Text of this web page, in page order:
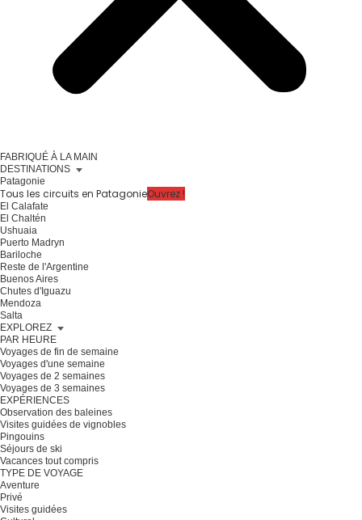
FABRIQUÉ À LA MAIN
DESTINATIONS
Patagonie
Tous les circuits en PatagonieOuvrez !
El Calafate
El Chaltén
Ushuaia
Puerto Madryn
Bariloche
Reste de l'Argentine
Buenos Aires
Chutes d'Iguazu
Mendoza
Salta
EXPLOREZ
PAR HEURE
Voyages de fin de semaine
Voyages d'une semaine
Voyages de 2 semaines
Voyages de 3 semaines
EXPÉRIENCES
Observation des baleines
Visites guidées de vignobles
Pingouins
Séjours de ski
Vacances tout compris
TYPE DE VOYAGE
Aventure
Privé
Visites guidées